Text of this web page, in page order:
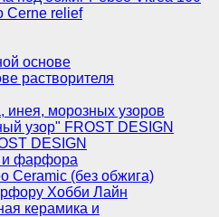
Cerne relief
основе
растворителя
инея, морозных узоров
узор" FROST DESIGN
DESIGN
и фарфора
Ceramic (без обжига)
Хобби Лайн
керамика и